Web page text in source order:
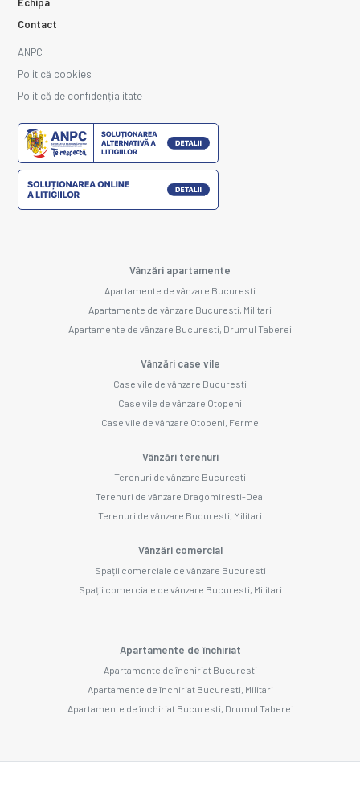
Contact
ANPC
Politică cookies
Politică de confidențialitate
Vânzări apartamente
Apartamente de vânzare Bucuresti
Apartamente de vânzare Bucuresti, Militari
Apartamente de vânzare Bucuresti, Drumul Taberei
Vânzări case vile
Case vile de vânzare Bucuresti
Case vile de vânzare Otopeni
Case vile de vânzare Otopeni, Ferme
Vânzări terenuri
Terenuri de vânzare Bucuresti
Terenuri de vânzare Dragomiresti-Deal
Terenuri de vânzare Bucuresti, Militari
Vânzări comercial
Spații comerciale de vânzare Bucuresti
Spații comerciale de vânzare Bucuresti, Militari
Apartamente de închiriat
Apartamente de închiriat Bucuresti
Apartamente de închiriat Bucuresti, Militari
Apartamente de închiriat Bucuresti, Drumul Taberei